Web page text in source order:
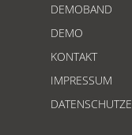
DEMOBAND
DEMO
KONTAKT
IMPRESSUM